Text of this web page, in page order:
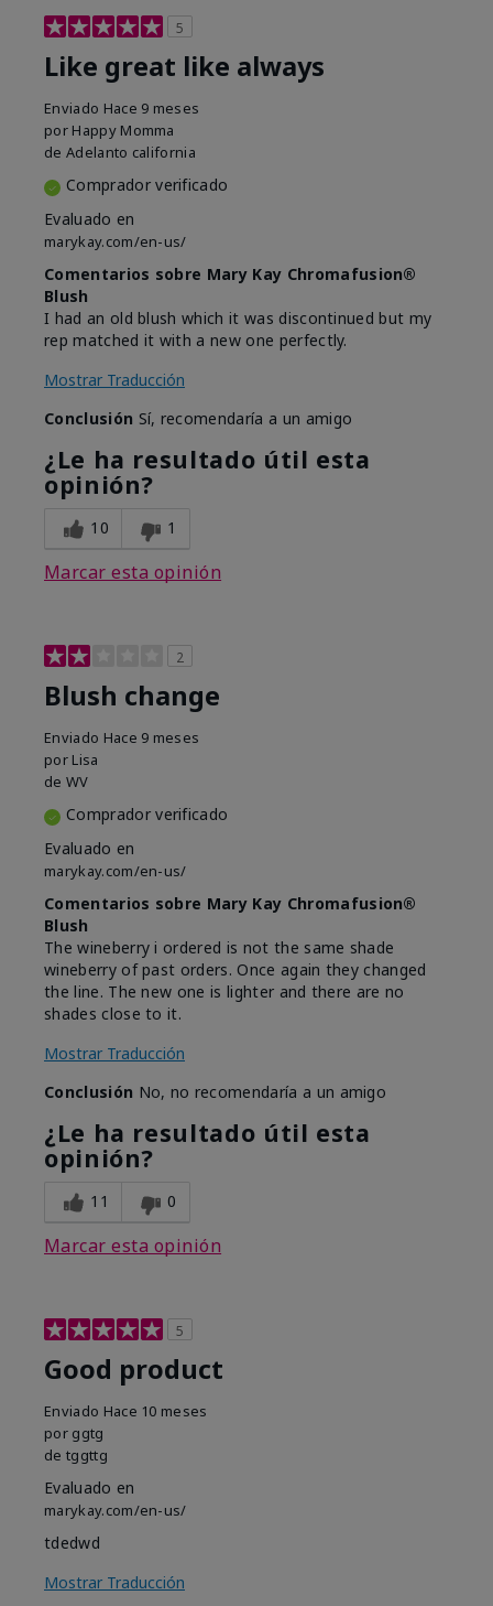
5
Like great like always
Enviado Hace 9 meses
por Happy Momma
de Adelanto california
Comprador verificado
Evaluado en
marykay.com/en-us/
Comentarios sobre Mary Kay Chromafusion®
Blush
I had an old blush which it was discontinued but my
rep matched it with a new one perfectly.
Mostrar Traducción
Conclusión Sí, recomendaría a un amigo
¿Le ha resultado útil esta
opinión?
10 1
Marcar esta opinión
2
Blush change
Enviado Hace 9 meses
por Lisa
de WV
Comprador verificado
Evaluado en
marykay.com/en-us/
Comentarios sobre Mary Kay Chromafusion®
Blush
The wineberry i ordered is not the same shade
wineberry of past orders. Once again they changed
the line. The new one is lighter and there are no
shades close to it.
Mostrar Traducción
Conclusión No, no recomendaría a un amigo
¿Le ha resultado útil esta
opinión?
11 0
Marcar esta opinión
5
Good product
Enviado Hace 10 meses
por ggtg
de tggttg
Evaluado en
marykay.com/en-us/
tdedwd
Mostrar Traducción